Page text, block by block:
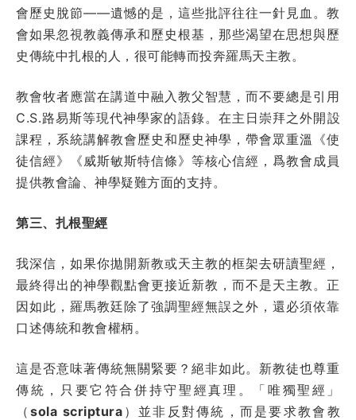
會歷史脫節——遺憾的是，這些批評往往一針見血。教
會如果忽視教義傳承和歷史根基，那些渴望在思想與歷
史傳統中扎根的人，很可能轉而投奔羅馬天主教。
教會牧者應當在講道中融入教父智慧，而不要總是引用
C.S.路易斯等現代神學家的語錄。在主日崇拜之外開設
課程，系統講解教會歷史和歷史神學，帶會眾重溫《使
徒信經》《威斯敏斯特信條》等核心信經，爲教會成員
提供教會論、神學疑難方面的支持。
第三、扎根聖經
我深信，如果你拋開新教或天主教的框架去研讀聖經，
最終得出的神學觀點會更接近新教，而不是天主教。正
因如此，羅馬教廷除了強調聖經無誤之外，還必須依靠
口述傳統和教會權柄。
這是否意味著傳統無關緊要？絕非如此。新教徒也尊重
傳統，只要它符合併持守聖經真理。「唯獨聖經」
（sola scriptura ）並非反對傳統，而是要求教會教